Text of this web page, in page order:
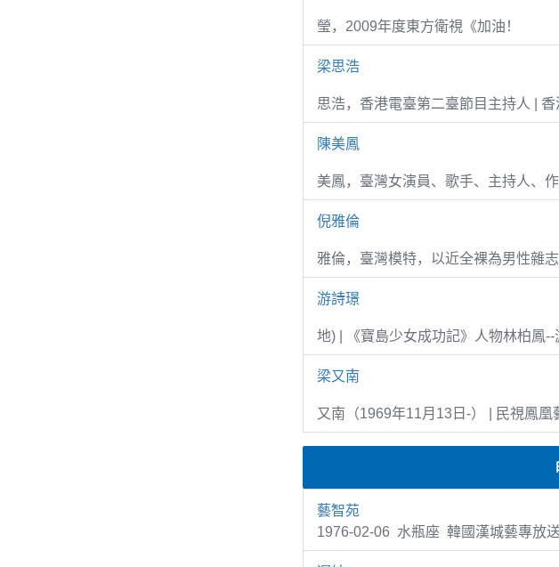
瑩，2009年度東方衛視《加油！
梁思浩
思浩，香港電臺第二臺節目主持人 | 香
陳美鳳
美鳳，臺灣女演員、歌手、主持人、
倪雅倫
雅倫，臺灣模特，以近全裸為男性雜
游詩璟
地) | 《寶島少女成功記》人物林柏鳳
梁又南
又南（1969年11月13日-） | 民視鳳凰
藝智苑
1976-02-06 水瓶座 韓國漢城藝專放